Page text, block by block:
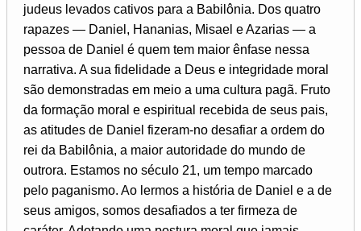
judeus levados cativos para a Babilônia. Dos quatro
rapazes — Daniel, Hananias, Misael e Azarias — a
pessoa de Daniel é quem tem maior ênfase nessa
narrativa. A sua fidelidade a Deus e integridade moral
são demonstradas em meio a uma cultura pagã. Fruto
da formação moral e espiritual recebida de seus pais,
as atitudes de Daniel fizeram-no desafiar a ordem do
rei da Babilônia, a maior autoridade do mundo de
outrora. Estamos no século 21, um tempo marcado
pelo paganismo. Ao lermos a história de Daniel e a de
seus amigos, somos desafiados a ter firmeza de